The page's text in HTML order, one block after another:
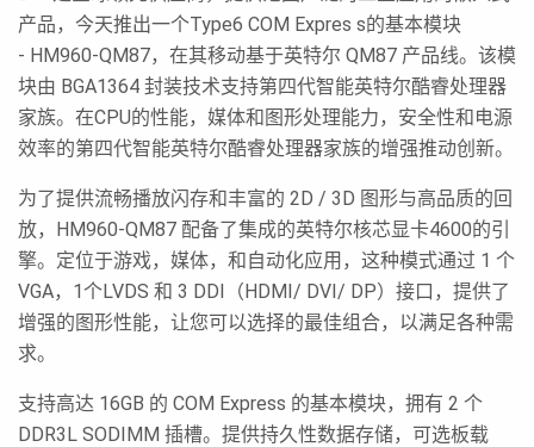
产品，今天推出一个Type6 COM Expres s的基本模块
- HM960-QM87，在其移动基于英特尔 QM87 产品线。该模
块由 BGA1364 封装技术支持第四代智能英特尔酷睿处理器
家族。在CPU的性能，媒体和图形处理能力，安全性和电源
效率的第四代智能英特尔酷睿处理器家族的增强推动创新。
为了提供流畅播放闪存和丰富的 2D / 3D 图形与高品质的回
放，HM960-QM87 配备了集成的英特尔核芯显卡4600的引
擎。定位于游戏，媒体，和自动化应用，这种模式通过 1 个
VGA，1个LVDS 和 3 DDI（HDMI/ DVI/ DP）接口，提供了
增强的图形性能，让您可以选择的最佳组合，以满足各种需
求。
支持高达 16GB 的 COM Express 的基本模块，拥有 2 个
DDR3L SODIMM 插槽。提供持久性数据存储，可选板载